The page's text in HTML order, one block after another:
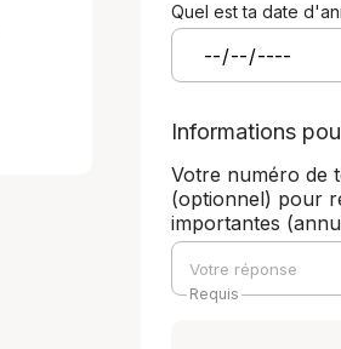
Quel est ta date
Informations
Votre numéro de
(optionnel) pour
importantes
Requis